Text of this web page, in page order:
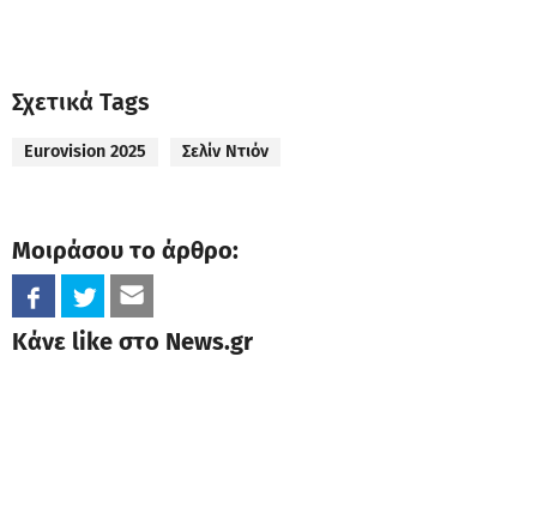
Σχετικά Tags
Eurovision 2025 Σελίν Ντιόν
Μοιράσου το άρθρο:
Κάνε like στο News.gr